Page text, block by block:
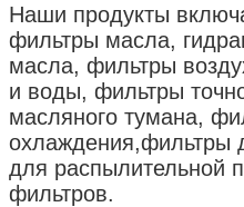
Наши продукты
фильтры масла,
масла, фильтры
и воды, фильтры
масляного тумана,
охлаждения,фильтры
для распылительной
фильтров.